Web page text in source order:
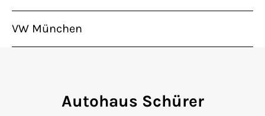
VW München
Autohaus Schürer